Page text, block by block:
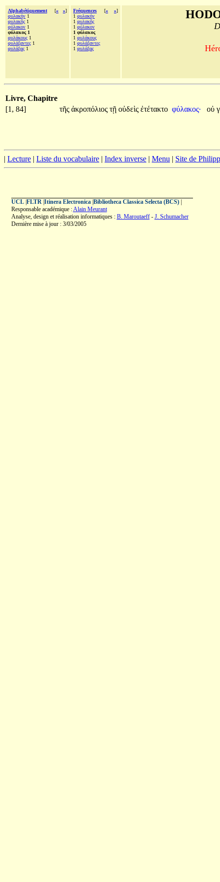
Alphabétiquement [« »]
φυλακήν 1
φυλακῆς 1
φύλακον 1
φύλακος 1
φυλάκους 1
φυλάξαντες 1
φυλάξας 1
Fréquences [« »]
1 φυλακήν
1 φυλακῆς
1 φύλακον
1 φύλακος
1 φυλάκους
1 φυλάξαντες
1 φυλάξας
Livre, Chapitre
[1, 84]
τῆς ἀκροπόλιος τῇ οὐδεὶς ἐτέτακτο φύλακος· οὐ
| Lecture | Liste du vocabulaire | Index inverse | Menu | Site de
UCL| FLTR| Itinera Electronica| Bibliotheca Classica Selecta (BCS)|
Responsable académique :Alain Meurant
Analyse, design et réalisation informatiques : B. Maroutaeff- J. Schumacher
Dernière mise à jour : 3/03/2005